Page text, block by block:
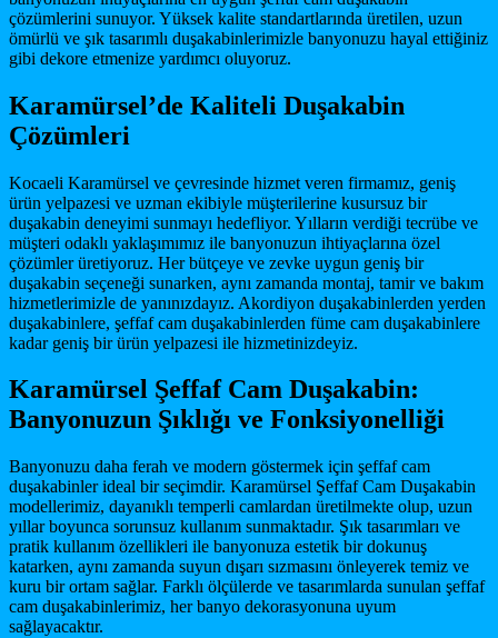
çözümlerini sunuyor. Yüksek kalite standartlarında üretilen, uzun
ömürlü ve şık tasarımlı duşakabinlerimizle banyonuzu hayal ettiğiniz
gibi dekore etmenize yardımcı oluyoruz.
Karamürsel’de Kaliteli Duşakabin
Çözümleri
Kocaeli Karamürsel ve çevresinde hizmet veren firmamız, geniş
ürün yelpazesi ve uzman ekibiyle müşterilerine kusursuz bir
duşakabin deneyimi sunmayı hedefliyor. Yılların verdiği tecrübe ve
müşteri odaklı yaklaşımımız ile banyonuzun ihtiyaçlarına özel
çözümler üretiyoruz. Her bütçeye ve zevke uygun geniş bir
duşakabin seçeneği sunarken, aynı zamanda montaj, tamir ve bakım
hizmetlerimizle de yanınızdayız. Akordiyon duşakabinlerden yerden
duşakabinlere, şeffaf cam duşakabinlerden füme cam duşakabinlere
kadar geniş bir ürün yelpazesi ile hizmetinizdeyiz.
Karamürsel Şeffaf Cam Duşakabin:
Banyonuzun Şıklığı ve Fonksiyonelliği
Banyonuzu daha ferah ve modern göstermek için şeffaf cam
duşakabinler ideal bir seçimdir. Karamürsel Şeffaf Cam Duşakabin
modellerimiz, dayanıklı temperli camlardan üretilmekte olup, uzun
yıllar boyunca sorunsuz kullanım sunmaktadır. Şık tasarımları ve
pratik kullanım özellikleri ile banyonuza estetik bir dokunuş
katarken, aynı zamanda suyun dışarı sızmasını önleyerek temiz ve
kuru bir ortam sağlar. Farklı ölçülerde ve tasarımlarda sunulan şeffaf
cam duşakabinlerimiz, her banyo dekorasyonuna uyum
sağlayacaktır.